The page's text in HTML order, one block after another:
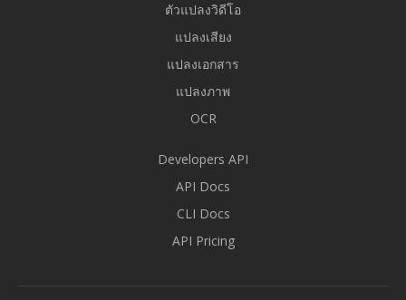
ตัวแปลงวิดีโอ
แปลงเสียง
แปลงเอกสาร
แปลงภาพ
OCR
Developers API
API Docs
CLI Docs
API Pricing